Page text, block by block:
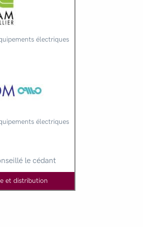
électriques
électriques
le cédant
et distribution